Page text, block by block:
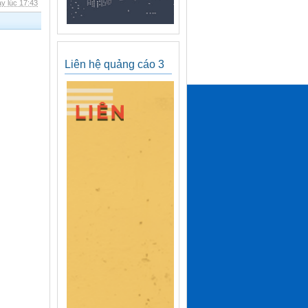
lúc 17:43
Liên hệ quảng cáo 3